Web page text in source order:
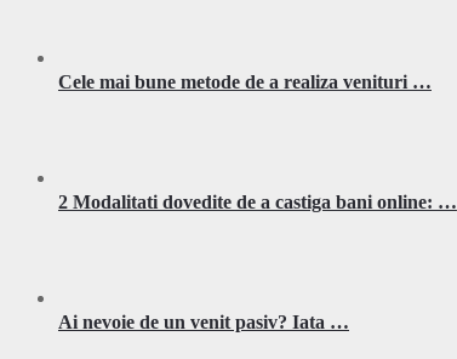
Cele mai bune metode de a realiza venituri …
2 Modalitati dovedite de a castiga bani online: …
Ai nevoie de un venit pasiv? Iata …